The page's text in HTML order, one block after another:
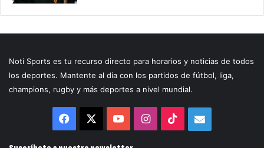
Noti Sports es tu recurso directo para horarios y noticias de todos
los deportes. Mantente al día con los partidos de fútbol, liga,
champions, rugby y más deportes a nivel mundial.
Facebook YouTubeInstagram
TikTok